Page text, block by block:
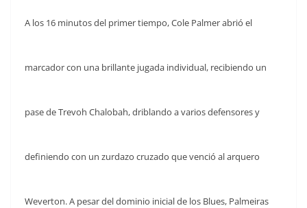
A los 16 minutos del primer tiempo, Cole Palmer abrió el
marcador con una brillante jugada individual, recibiendo un
pase de Trevoh Chalobah, driblando a varios defensores y
definiendo con un zurdazo cruzado que venció al arquero
Weverton. A pesar del dominio inicial de los Blues, Palmeiras